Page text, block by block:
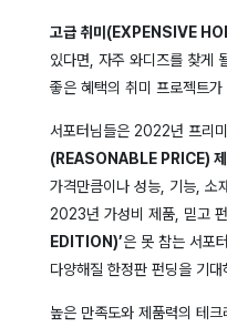
고급 취미(EXPENSIVE
있다면, 자주 와디즈를 찾게
좋은 혜택의 취미 프로젝트
서포터님들은 2022년 프리
(REASONABLE PRICE)
가격만큼이나 성능, 기능, 소
2023년 가성비 제품, 믿고
EDITION)’은 못 참는 서포
다양해질 한정판 펀딩을 기
높은 만족도와 제품력의 테